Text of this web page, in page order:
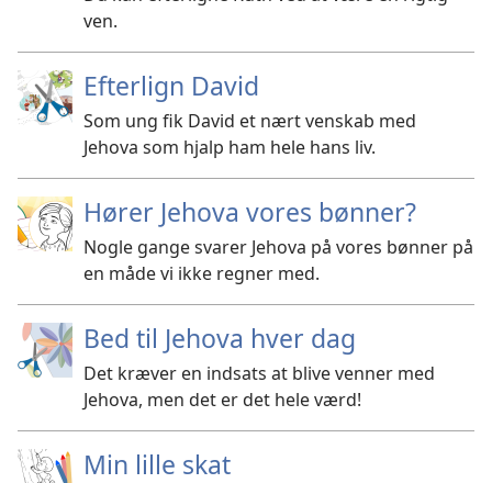
ven.
Efterlign David
Som ung fik David et nært venskab med
Jehova som hjalp ham hele hans liv.
Hører Jehova vores bønner?
Nogle gange svarer Jehova på vores bønner på
en måde vi ikke regner med.
Bed til Jehova hver dag
Det kræver en indsats at blive venner med
Jehova, men det er det hele værd!
Min lille skat